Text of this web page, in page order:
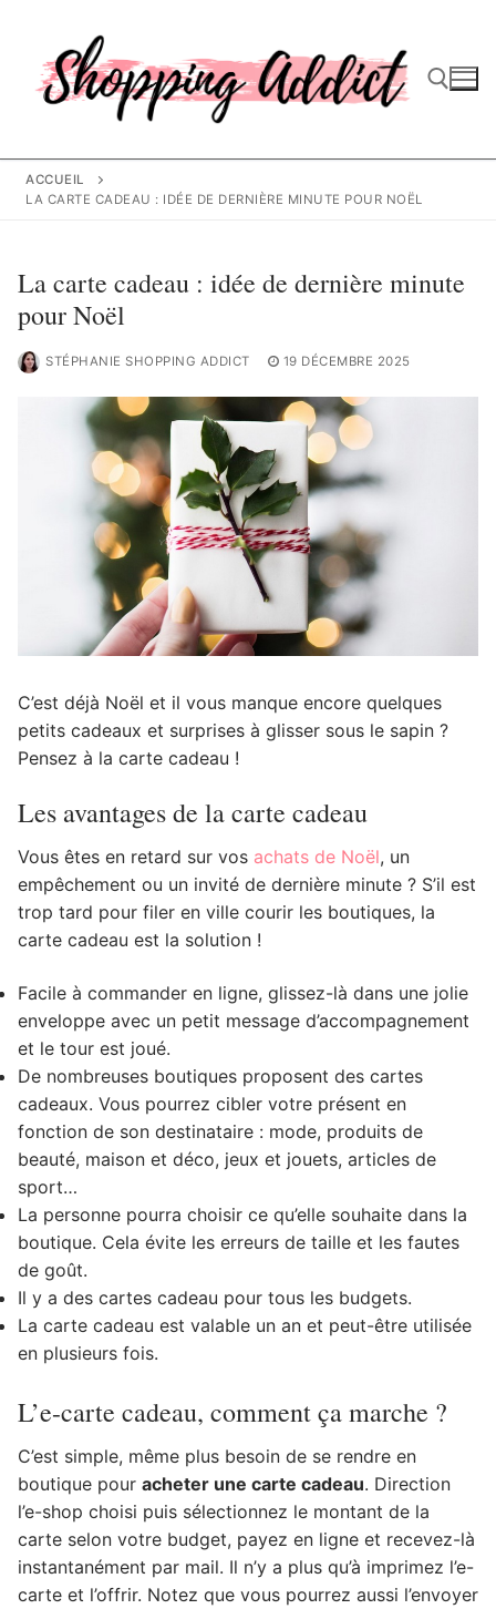
contenu
ACCUEIL
LA CARTE CADEAU : IDÉE DE DERNIÈRE MINUTE POUR NOËL
La carte cadeau : idée de dernière minute
pour Noël
STÉPHANIE SHOPPING ADDICT 19 DÉCEMBRE 2025
C’est déjà Noël et il vous manque encore quelques
petits cadeaux et surprises à glisser sous le sapin ?
Pensez à la carte cadeau !
Les avantages de la carte cadeau
Vous êtes en retard sur vos achats de Noël, un
empêchement ou un invité de dernière minute ? S’il est
trop tard pour filer en ville courir les boutiques, la
carte cadeau est la solution !
Facile à commander en ligne, glissez-là dans une jolie
enveloppe avec un petit message d’accompagnement
et le tour est joué.
De nombreuses boutiques proposent des cartes
cadeaux. Vous pourrez cibler votre présent en
fonction de son destinataire : mode, produits de
beauté, maison et déco, jeux et jouets, articles de
sport…
La personne pourra choisir ce qu’elle souhaite dans la
boutique. Cela évite les erreurs de taille et les fautes
de goût.
Il y a des cartes cadeau pour tous les budgets.
La carte cadeau est valable un an et peut-être utilisée
en plusieurs fois.
L’e-carte cadeau, comment ça marche ?
C’est simple, même plus besoin de se rendre en
boutique pour acheter une carte cadeau. Direction
l’e-shop choisi puis sélectionnez le montant de la
carte selon votre budget, payez en ligne et recevez-là
instantanément par mail. Il n’y a plus qu’à imprimez l’e-
carte et l’offrir. Notez que vous pourrez aussi l’envoyer